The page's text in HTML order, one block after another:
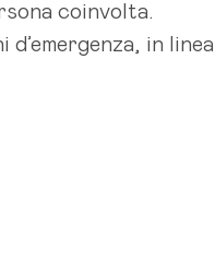
coinvolta.
in